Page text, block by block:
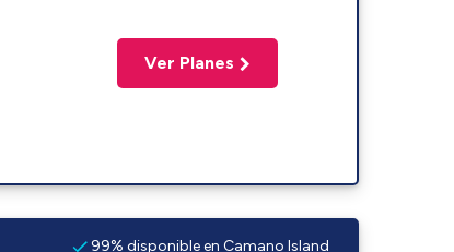
Ver Planes
99% disponible en Camano Island